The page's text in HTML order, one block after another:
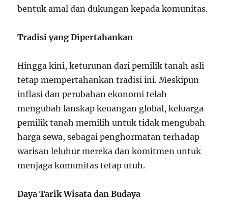
bentuk amal dan dukungan kepada komunitas.
Tradisi yang Dipertahankan
Hingga kini, keturunan dari pemilik tanah asli
tetap mempertahankan tradisi ini. Meskipun
inflasi dan perubahan ekonomi telah
mengubah lanskap keuangan global, keluarga
pemilik tanah memilih untuk tidak mengubah
harga sewa, sebagai penghormatan terhadap
warisan leluhur mereka dan komitmen untuk
menjaga komunitas tetap utuh.
Daya Tarik Wisata dan Budaya